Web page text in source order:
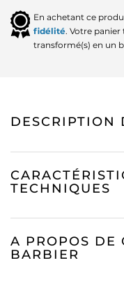
En achetant ce
fidélité. Votre panier
transformé(s) en un
DESCRIPTION
TECHNIQUES
A PROPOS DE
BARBIER